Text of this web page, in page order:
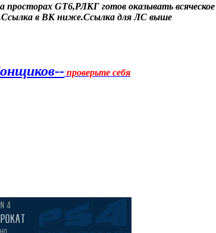
просторах GT6,РЛКГ готов оказывать
в ВК ниже.Ссылка для ЛС выше
проверьте себя